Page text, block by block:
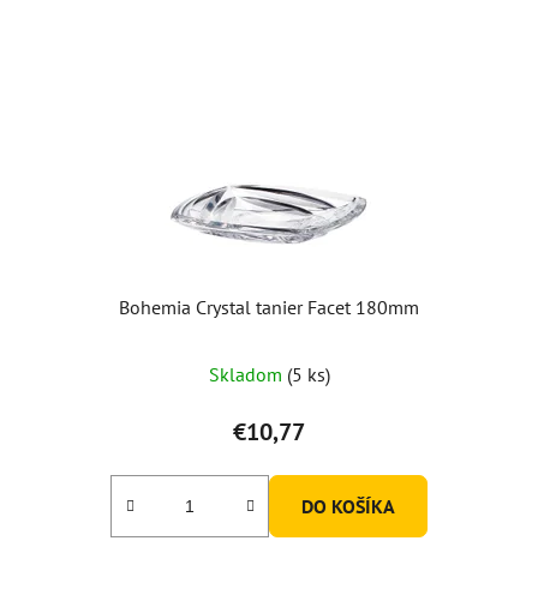
Bohemia Crystal tanier Facet 180mm
Skladom (5 ks)
€10,77
DO KOŠÍKA